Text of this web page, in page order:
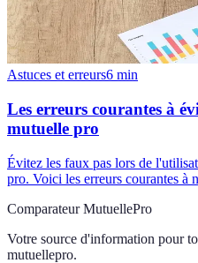
Astuces et erreurs6 min
Les erreurs courantes à
mutuelle pro
Évitez les faux pas lors de
pro. Voici les erreurs courantes à
Comparateur MutuellePro
Votre source d'information pour
mutuellepro.